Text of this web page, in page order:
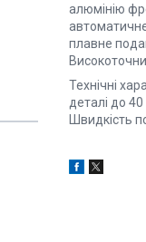
алюмінію
плавне
Технічні
деталі до
Швидкість